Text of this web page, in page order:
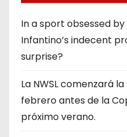
In a sport obsessed by
Infantino’s indecent
surprise?
La NWSL comenzará
febrero antes de la
próximo verano.